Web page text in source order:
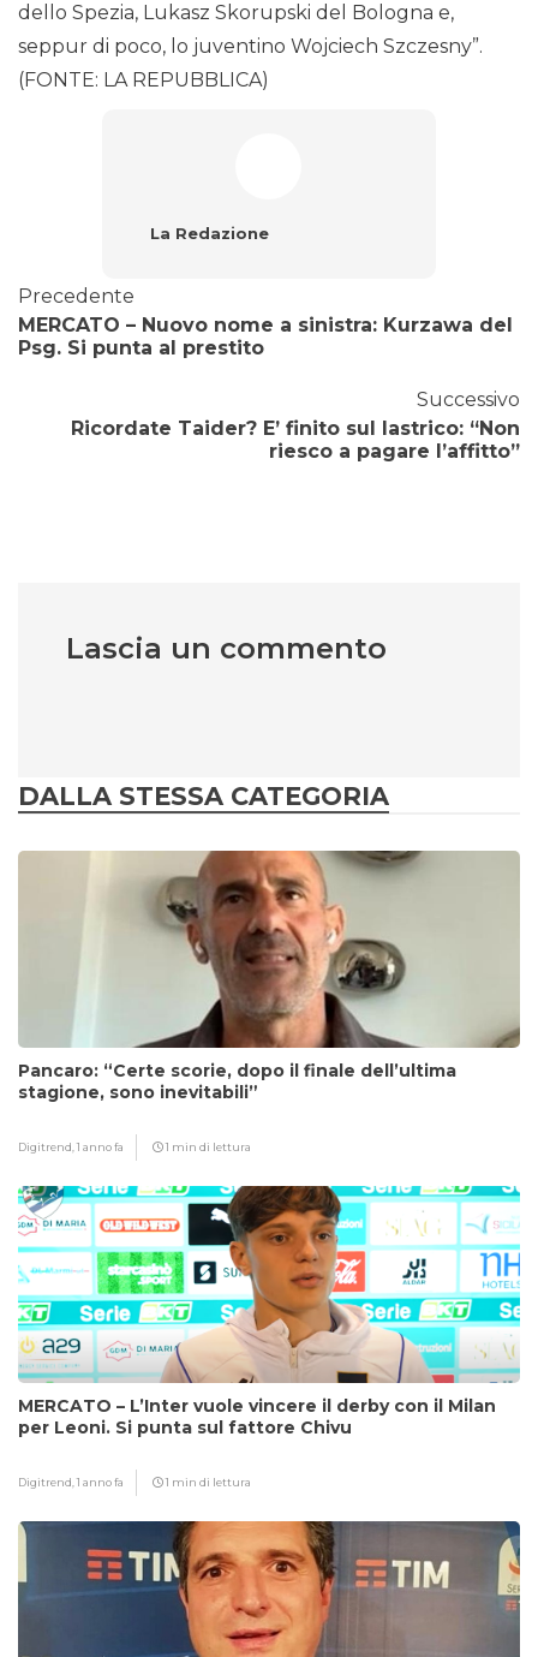
dello Spezia, Lukasz Skorupski del Bologna e,
seppur di poco, lo juventino Wojciech Szczesny”.
(FONTE: LA REPUBBLICA)
La Redazione
Precedente
MERCATO – Nuovo nome a sinistra: Kurzawa del
Psg. Si punta al prestito
Successivo
Ricordate Taider? E’ finito sul lastrico: “Non
riesco a pagare l’affitto”
Lascia un commento
DALLA STESSA CATEGORIA
Pancaro: “Certe scorie, dopo il finale dell’ultima
stagione, sono inevitabili”
Digitrend,1 anno fa 1 min di lettura
MERCATO – L’Inter vuole vincere il derby con il Milan
per Leoni. Si punta sul fattore Chivu
Digitrend,1 anno fa 1 min di lettura